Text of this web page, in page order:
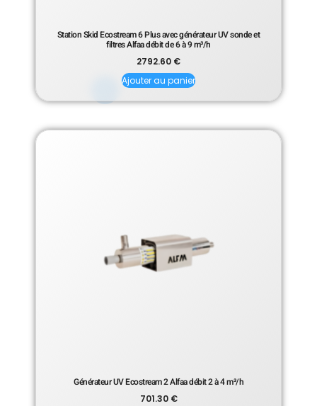
Station Skid Ecostream 6 Plus avec générateur UV sonde et
filtres Alfaa débit de 6 à 9 m³/h
2792.60 €
Ajouter au panier
Générateur UV Ecostream 2 Alfaa débit 2 à 4 m³/h
701.30 €